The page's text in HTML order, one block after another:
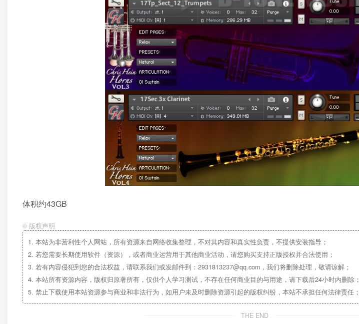
体积约43GB
© 版权声明
1. 本站为非营利性个人网站，所有资源来自网络收集整理，不对其内容和真实性负责，不提供安装指导；
2. 若您需要长期使用软件（资源），或者商业运营用于其他商业活动，请您购买支持正版授权并合法使用；
3. 若有内容侵犯到您的合法权益，请联系我们或发邮件到：2931813237@qq.com，我们将删除处理，敬请谅解；
4. 本站所有资源内容，版权归原著所有，仅供个人学习测试，不存在任何商业目的与用途，请下载后24小时内删除；
5. 禁止下载使用本站资源参与商业和非法行为，如用户未及时删除资源引起的版权纠纷，本站不承担任何法律责任；
THE END